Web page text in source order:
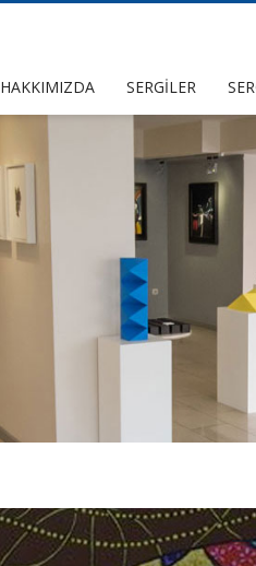
HAKKIMIZDA SERGİLER